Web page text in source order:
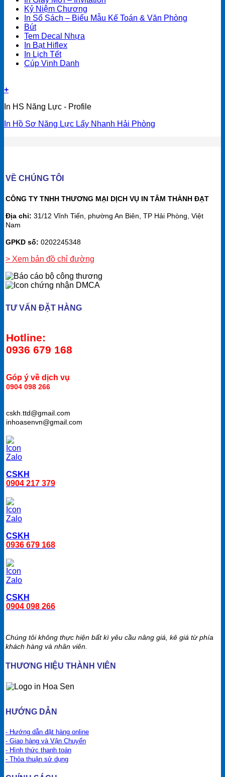
Kỷ Niệm Chương
In Sổ Sách – Biểu Mẫu Kế Toán & Văn Phòng
Bút
Tem Decal Nhựa
In Bạt Hiflex
In Lịch Tết
Cúp Vinh Danh
+
In HS Năng Lực - Profile
In Hồ Sơ Năng Lực Lấy Nhanh Hải Phòng
VỀ CHÚNG TÔI
CÔNG TY TNHH THƯƠNG MẠI DỊCH VỤ IN TÂM THÀNH ĐẠT
Địa chỉ: 31/12 Vĩnh Tiến, phường An Biên, TP Hải Phòng, Việt
Nam
GPKD số: 0202245348
> Xem bản đồ chỉ đường
TƯ VẤN ĐẶT HÀNG
Hotline:
0936 679 168
Góp ý về dịch vụ
0904 098 266
cskh.ttd@gmail.com
inhoasenvn@gmail.com
CSKH
0904 217 379
CSKH
0936 679 168
CSKH
0904 098 266
Chúng tôi không thực hiện bất kì yêu cầu nâng giá, kê giá từ phía
khách hàng và nhân viên.
THƯƠNG HIỆU THÀNH VIÊN
HƯỚNG DẪN
- Hướng dẫn đặt hàng online
- Giao hàng và Vận Chuyển
- Hình thức thanh toán
- Thỏa thuận sử dụng